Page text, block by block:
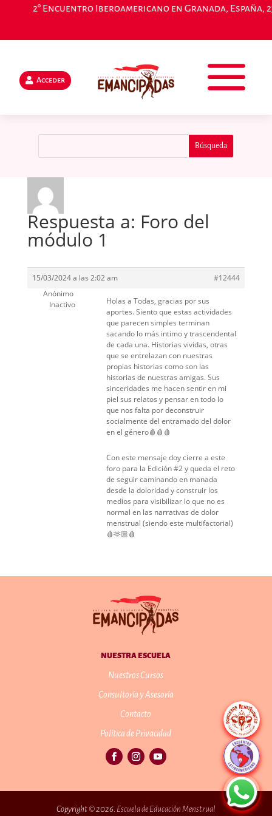
2° Encuentro Iberoamericano en Granada, España,
Acceder
Respuesta a: Foro del
módulo 1
15/03/2024 a las 2:02 am
#12444
Anónimo
Inactivo
Holas a Todas, gracias por sus
aportes. Siento que estas actividades
que parecen simples terminan
sacando lo más intimo y trascendental
de cada una. Historias vividas, otras
que se entrelazan con nuestras
propias historias como son las
historias de nuestras amigas. Sus
sinceridades me hacen sentir en mi
piel sus relatos y pensar en todo lo
que nos falta por deconstruir
socialmente del entramado del dolor
en el género🩸🩸🩸
Con este mensaje doy cierre a este
foro para la Edición #2 y queda el reto
de seguir caminando en manada
desde la doloridad y construir los
medios para visibilizar lo que no es
normal en las narrativas de dolor
menstrual (siendo este multifactorial)
🩸🫶🏼🩸
NUESTRA ESCUELA
Nuestros Cursos
Consultoría y Asesoría
Contacto
Política de Privacidad
Copyright © 2026. Escuela de Educación Menstrual